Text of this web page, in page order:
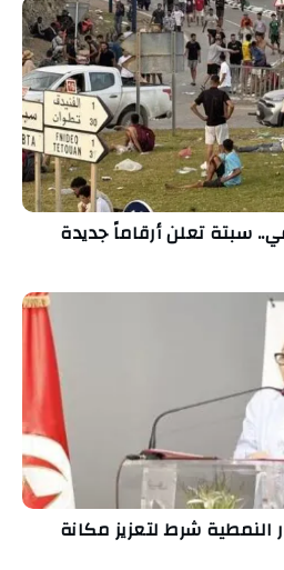
سبتة تعلن أرقاماً جديدة
النمطية شرط لتعزيز مكانة